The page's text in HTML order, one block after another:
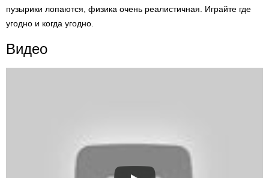
пузырики лопаются, физика очень реалистичная. Играйте где
угодно и когда угодно.
Видео